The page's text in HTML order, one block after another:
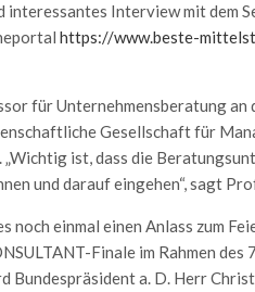
interessantes Interview mit dem
https://www.beste-
für Unternehmensberatung
Gesellschaft für
ist, dass die
und darauf eingehen“, sagt
noch einmal einen Anlass zum
Finale im Rahmen
Bundespräsident a. D. Herr